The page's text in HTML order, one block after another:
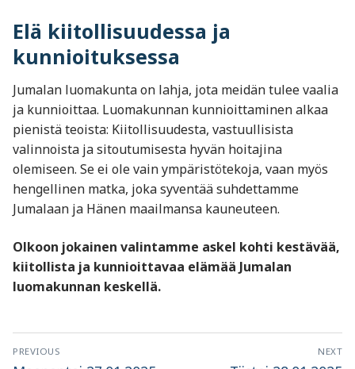
Elä kiitollisuudessa ja
kunnioituksessa
Jumalan luomakunta on lahja, jota meidän tulee vaalia
ja kunnioittaa. Luomakunnan kunnioittaminen alkaa
pienistä teoista: Kiitollisuudesta, vastuullisista
valinnoista ja sitoutumisesta hyvän hoitajina
olemiseen. Se ei ole vain ympäristötekoja, vaan myös
hengellinen matka, joka syventää suhdettamme
Jumalaan ja Hänen maailmansa kauneuteen.
Olkoon jokainen valintamme askel kohti kestävää,
kiitollista ja kunnioittavaa elämää Jumalan
luomakunnan keskellä.
Artikkelien
PREVIOUS NEXT